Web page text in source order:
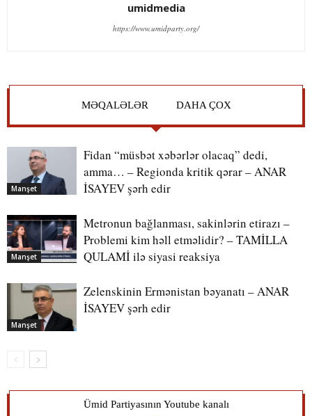
umidmedia
https://www.umidparty.org/
MƏQALƏLƏR DAHA ÇOX
Manşet
Fidan “müsbət xəbərlər olacaq” dedi,
amma… – Regionda kritik qərar – ANAR
İSAYEV şərh edir
Manşet
Metronun bağlanması, sakinlərin etirazı –
Problemi kim həll etməlidir? – TAMİLLA
QULAMİ ilə siyasi reaksiya
Manşet
Zelenskinin Ermənistan bəyanatı – ANAR
İSAYEV şərh edir
Ümid Partiyasının Youtube kanalı